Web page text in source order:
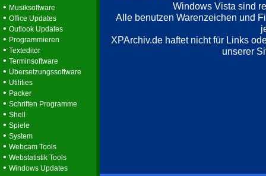
• Musiksoftware
• Office Updates
• Outlook Updates
• Programmieren
• Texteditor
• Terminsoftware
• Übersetzungssoftware
• Utilities
• Packer
• Schriften Programme
• Shell
• Spiele
• System
• Webcam Tools
• Webstatistik Tools
• Windows Updates
Windows Vista sind
Alle benutzen Warenzeichen und
XPArchiv.de haftet nicht für Links
unserer